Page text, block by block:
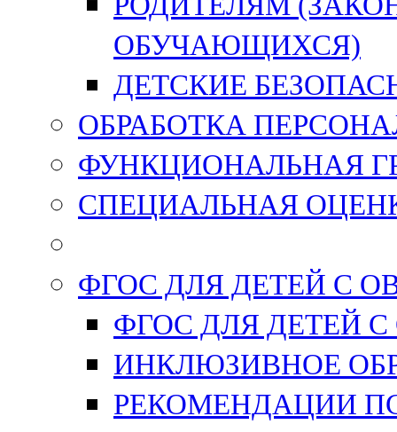
ОБУЧАЮЩИХСЯ)
ДЕТСКИЕ
ОБРАБОТКА
ФУНКЦИОНАЛЬНАЯ
СПЕЦИАЛЬНАЯ
ФГОС ДЛЯ ДЕТЕЙ С
ФГОС ДЛЯ ДЕТЕЙ С
ИНКЛЮЗИВНОЕ
РЕКОМЕНДАЦИИ